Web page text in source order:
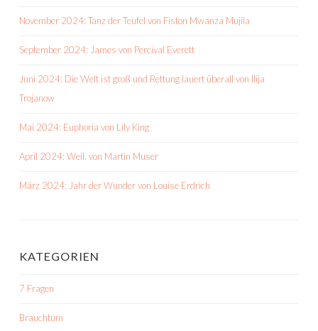
November 2024: Tanz der Teufel von Fiston Mwanza Mujila
September 2024: James von Percival Everett
Juni 2024: Die Welt ist groß und Rettung lauert überall von Ilija
Trojanow
Mai 2024: Euphoria von Lily King
April 2024: Weil. von Martin Muser
März 2024: Jahr der Wunder von Louise Erdrich
KATEGORIEN
7 Fragen
Brauchtum